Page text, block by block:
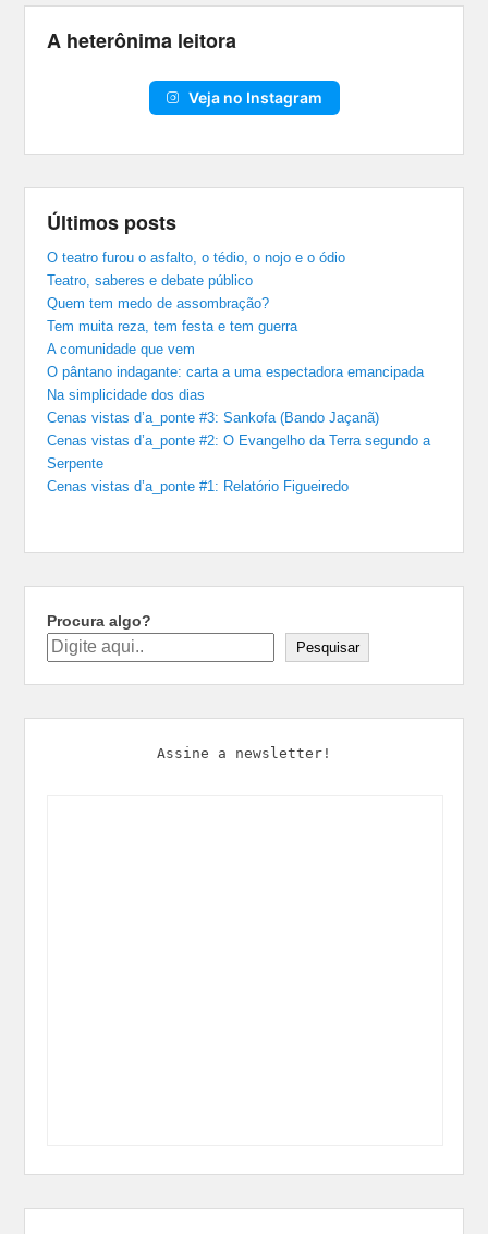
A heterônima leitora
Veja no Instagram
Últimos posts
O teatro furou o asfalto, o tédio, o nojo e o ódio
Teatro, saberes e debate público
Quem tem medo de assombração?
Tem muita reza, tem festa e tem guerra
A comunidade que vem
O pântano indagante: carta a uma espectadora emancipada
Na simplicidade dos dias
Cenas vistas d’a_ponte #3: Sankofa (Bando Jaçanã)
Cenas vistas d’a_ponte #2: O Evangelho da Terra segundo a
Serpente
Cenas vistas d’a_ponte #1: Relatório Figueiredo
Procura algo?
Pesquisar
Assine a newsletter!